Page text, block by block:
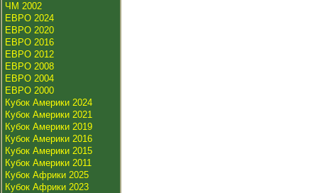
ЧМ 2002
ЕВРО 2024
ЕВРО 2020
ЕВРО 2016
ЕВРО 2012
ЕВРО 2008
ЕВРО 2004
ЕВРО 2000
Кубок Америки 2024
Кубок Америки 2021
Кубок Америки 2019
Кубок Америки 2016
Кубок Америки 2015
Кубок Америки 2011
Кубок Африки 2025
Кубок Африки 2023